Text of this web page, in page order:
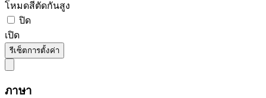
โหมดสีตัดกันสูง
ปิด
เปิด
รีเซ็ตการตั้งค่า
ภาษา